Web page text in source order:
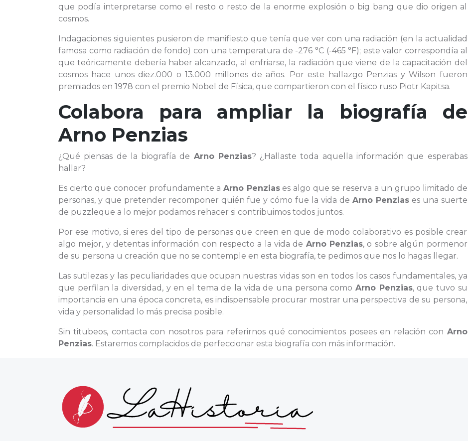
que podía interpretarse como el resto o resto de la enorme explosión o big bang que dio origen al
cosmos.
Indagaciones siguientes pusieron de manifiesto que tenía que ver con una radiación (en la actualidad
famosa como radiación de fondo) con una temperatura de -276 °C (-465 °F); este valor correspondía al
que teóricamente debería haber alcanzado, al enfriarse, la radiación que viene de la capacitación del
cosmos hace unos diez.000 o 13.000 millones de años. Por este hallazgo Penzias y Wilson fueron
premiados en 1978 con el premio Nobel de Física, que compartieron con el físico ruso Piotr Kapitsa.
Colabora para ampliar la biografía de
Arno Penzias
¿Qué piensas de la biografía de Arno Penzias? ¿Hallaste toda aquella información que esperabas
hallar?
Es cierto que conocer profundamente aArno Penziases algo que se reserva a un grupo limitado de
personas, y que pretender recomponer quién fue y cómo fue la vida de Arno Penziases una suerte
de puzzleque a lo mejor podamos rehacer si contribuimos todos juntos.
Por ese motivo, si eres del tipo de personas que creen en que de modo colaborativo es posible crear
algo mejor, y detentas información con respecto a la vida de Arno Penzias, o sobre algún pormenor
de su persona u creación que no se contemple en esta biografía, te pedimos que nos lo hagas llegar.
Las sutilezas y las peculiaridades que ocupan nuestras vidas son en todos los casos fundamentales, ya
que perfilan la diversidad, y en el tema de la vida de una persona como Arno Penzias, que tuvo su
importancia en una época concreta, es indispensable procurar mostrar una perspectiva de su persona,
vida y personalidad lo más precisa posible.
Sin titubeos, contacta con nosotros para referirnos qué conocimientos posees en relación con Arno
Penzias. Estaremos complacidos de perfeccionar esta biografía con más información.